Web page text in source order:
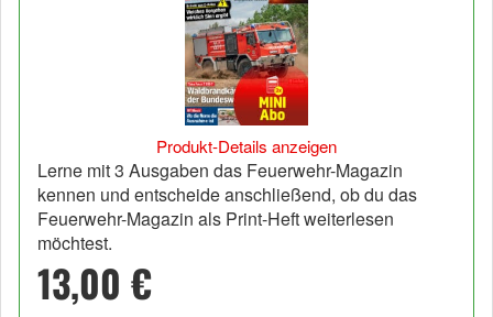
Produkt-Details anzeigen
Lerne mit 3 Ausgaben das Feuerwehr-Magazin
kennen und entscheide anschließend, ob du das
Feuerwehr-Magazin als Print-Heft weiterlesen
möchtest.
13,00 €